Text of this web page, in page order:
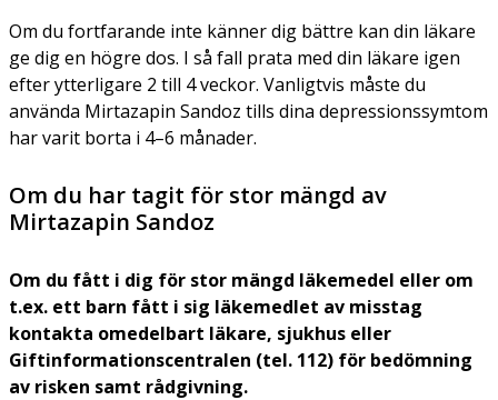
Om du fortfarande inte känner dig bättre kan din läkare
ge dig en högre dos. I så fall prata med din läkare igen
efter ytterligare 2 till 4 veckor. Vanligtvis måste du
använda Mirtazapin Sandoz tills dina depressionssymtom
har varit borta i 4–6 månader.
Om du har tagit för stor mängd av
Mirtazapin Sandoz
Om du fått i dig för stor mängd läkemedel eller om
t.ex. ett barn fått i sig läkemedlet av misstag
kontakta omedelbart läkare, sjukhus eller
Giftinformationscentralen (tel. 112) för bedömning
av risken samt rådgivning.